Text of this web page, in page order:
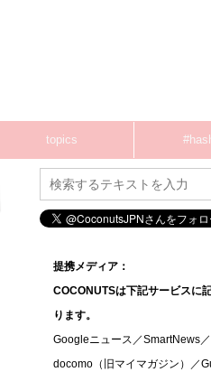
topics
提携メディア：
COCONUTSは下記サービスに
ります。
Googleニュース／SmartNews
docomo（旧マイマガジン）／